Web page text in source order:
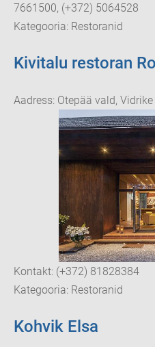
7661500, (+372) 5064528
Kategooria: Restoranid
Kivitalu restoran
Aadress: Otepää vald,
Kontakt: (+372) 81828384
Kategooria: Restoranid
Kohvik Elsa